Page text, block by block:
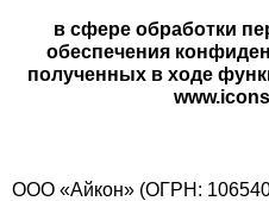
в сфере обработки
обеспечения
полученных в ходе
ООО «Айкон» (ОГРН: